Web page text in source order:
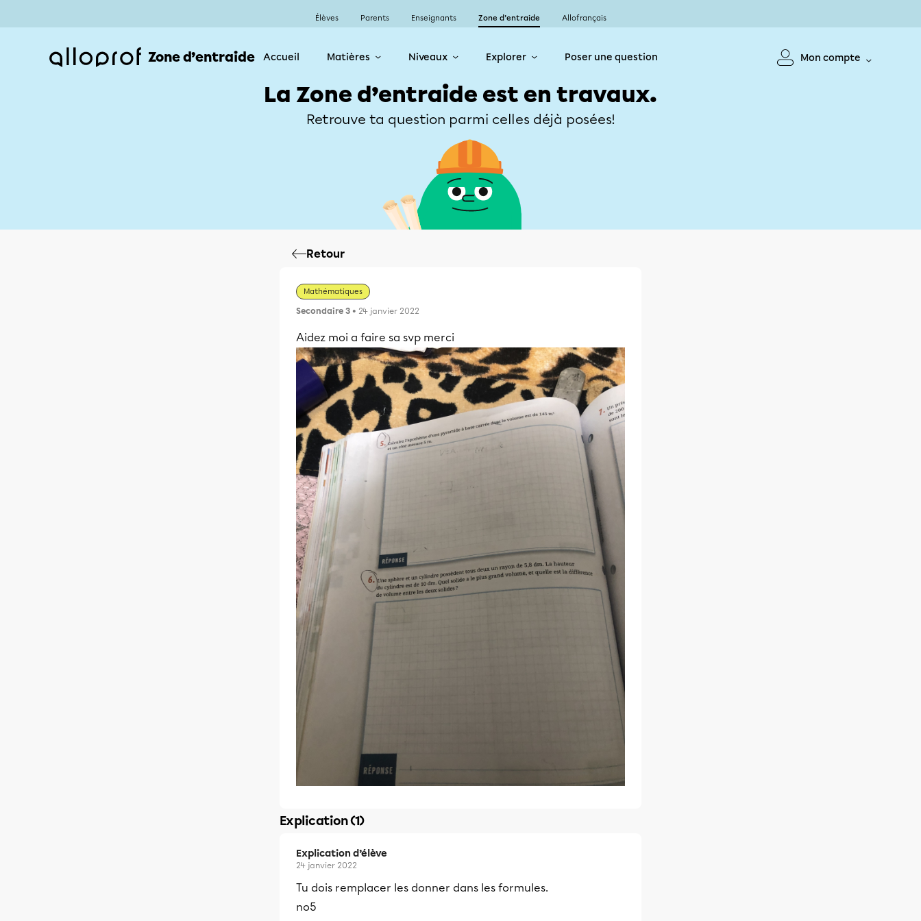
Élèves Parents Enseignants Zone d’entraide Allofrançais
Zone d’entraide Accueil Matières Niveaux Explorer Poser une question Mon compte
La Zone d’entraide est en travaux.
Retrouve ta question parmi celles déjà posées!
Retour
Mathématiques
Secondaire 3 • 24 janvier 2022
Aidez moi a faire sa svp merci
Explication (1)
Explication d’élève
24 janvier 2022
Tu dois remplacer les donner dans les formules.
no5